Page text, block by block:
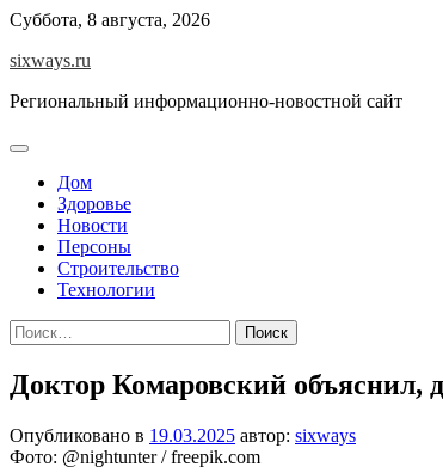
Перейти
содержимому
Суббота, 8 августа, 2026
sixways.ru
Региональный информационно-новостной сайт
Дом
Здоровье
Новости
Персоны
Строительство
Технологии
Найти:
Доктор Комаровский объяснил,
Опубликовано в 19.03.2025 автор: sixways
Фото: @nightunter / freepik.com